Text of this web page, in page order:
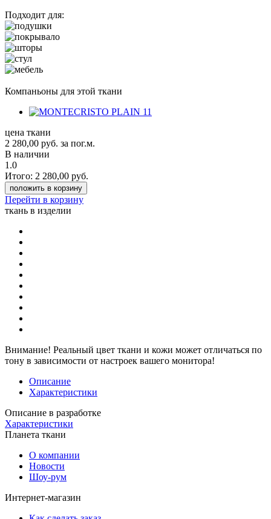
Подходит для:
Компаньоны для этой ткани
цена ткани
2 280,00 руб. за пог.м.
В наличии
1.0
Итого: 2 280,00 руб.
положить в корзину
Перейти в корзину
ткань в изделии
Внимание! Реальный цвет ткани и кожи может отличаться по
тону в зависимости от настроек вашего монитора!
Описание
Характеристики
Описание в разработке
Характеристики
Планета ткани
О компании
Новости
Шоу-рум
Интернет-магазин